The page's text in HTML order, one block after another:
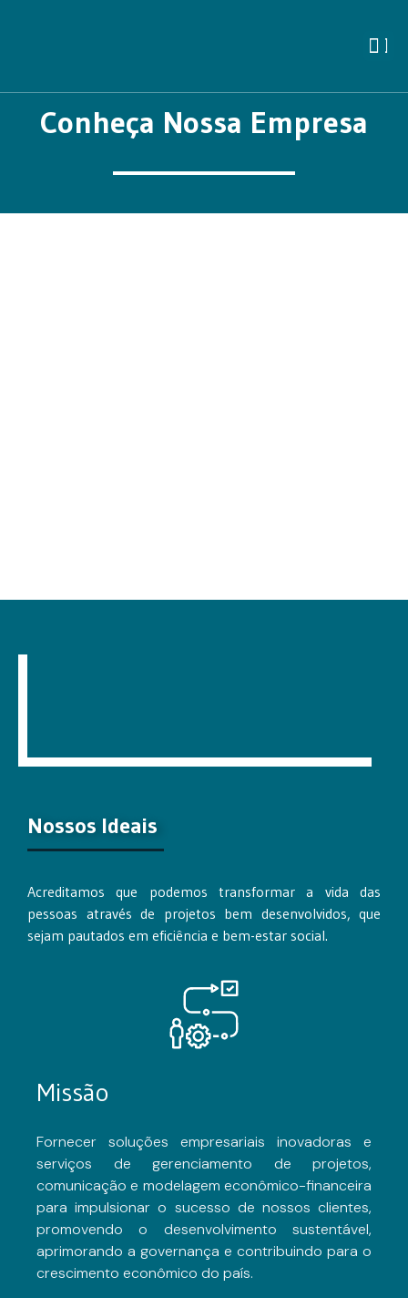
Conheça Nossa Empresa
Nossos Ideais
Acreditamos que podemos transformar a vida das
pessoas através de projetos bem desenvolvidos, que
sejam pautados em eficiência e bem-estar social.
Missão
Fornecer soluções empresariais inovadoras e
serviços de gerenciamento de projetos,
comunicação e modelagem econômico-financeira
para impulsionar o sucesso de nossos clientes,
promovendo o desenvolvimento sustentável,
aprimorando a governança e contribuindo para o
crescimento econômico do país.